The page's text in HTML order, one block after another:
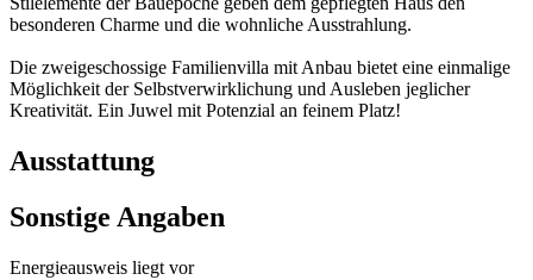
besonderen Charme und die wohnliche Ausstrahlung.
Die zweigeschossige Familienvilla mit Anbau bietet eine einmalige
Möglichkeit der Selbstverwirklichung und Ausleben jeglicher
Kreativität. Ein Juwel mit Potenzial an feinem Platz!
Ausstattung
Sonstige Angaben
Energieausweis liegt vor